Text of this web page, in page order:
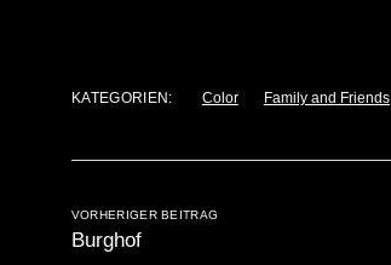
KATEGORIEN: Color Family and Friends
VORHERIGER BEITRAG
Burghof